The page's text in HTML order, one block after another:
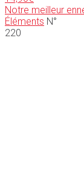
Notre meilleur
Éléments N°
220